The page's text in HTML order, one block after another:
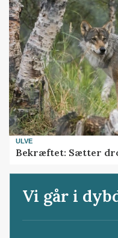
ULVE
Bekræftet: Sætter
Vi går i